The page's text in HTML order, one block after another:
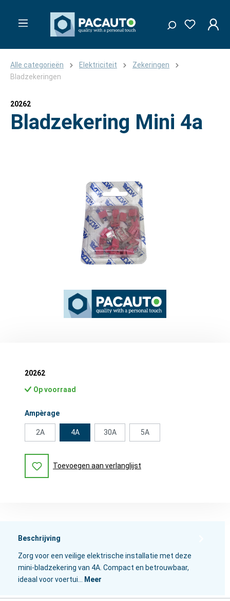
Alle categorieën Elektriciteit
Zekeringen
Bladzekeringen
20262
Bladzekering Mini 4a
20262
Op voorraad
Selecteer
Ampèrage
2A 4A 30A 5A
Toevoegen aan verlanglijst
Beschrijving
Zorg voor een veilige elektrische installatie met deze
mini-bladzekering van 4A. Compact en betrouwbaar,
ideaal voor voertui… Meer